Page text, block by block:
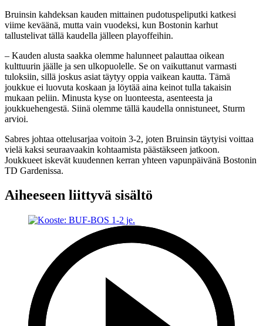
Bruinsin kahdeksan kauden mittainen pudotuspeliputki katkesi
viime keväänä, mutta vain vuodeksi, kun Bostonin karhut
tallustelivat tällä kaudella jälleen playoffeihin.
– Kauden alusta saakka olemme halunneet palauttaa oikean
kulttuurin jäälle ja sen ulkopuolelle. Se on vaikuttanut varmasti
tuloksiin, sillä joskus asiat täytyy oppia vaikean kautta. Tämä
joukkue ei luovuta koskaan ja löytää aina keinot tulla takaisin
mukaan peliin. Minusta kyse on luonteesta, asenteesta ja
joukkuehengestä. Siinä olemme tällä kaudella onnistuneet, Sturm
arvioi.
Sabres johtaa ottelusarjaa voitoin 3-2, joten Bruinsin täytyisi voittaa
vielä kaksi seuraavaakin kohtaamista päästäkseen jatkoon.
Joukkueet iskevät kuudennen kerran yhteen vapunpäivänä Bostonin
TD Gardenissa.
Aiheeseen liittyvä sisältö